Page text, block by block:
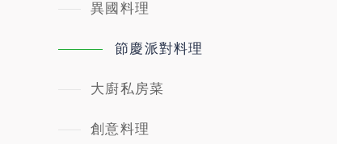
異國料理
節慶派對料理
大廚私房菜
創意料理